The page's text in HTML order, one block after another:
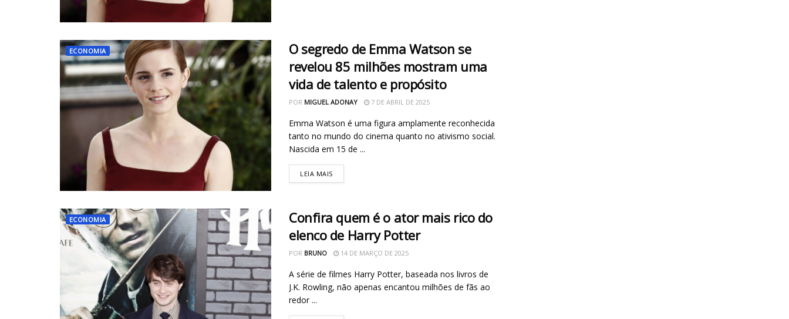
ECONOMIA
O segredo de Emma Watson se
revelou 85 milhões mostram uma
vida de talento e propósito
POR MIGUEL ADONAY 7 DE ABRIL DE 2025
Emma Watson é uma figura amplamente reconhecida
tanto no mundo do cinema quanto no ativismo social.
Nascida em 15 de ...
LEIA MAIS
ECONOMIA
Confira quem é o ator mais rico do
elenco de Harry Potter
POR BRUNO 14 DE MARÇO DE 2025
A série de filmes Harry Potter, baseada nos livros de
J.K. Rowling, não apenas encantou milhões de fãs ao
redor ...